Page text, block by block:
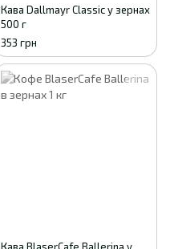
Кава Dallmayr Classic у зернах
500 г
353 грн